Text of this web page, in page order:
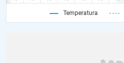
Temperatura